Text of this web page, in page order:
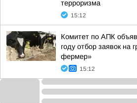
терроризма
15:12
Комитет по АПК
году отбор заявок на
фермер»
15:12